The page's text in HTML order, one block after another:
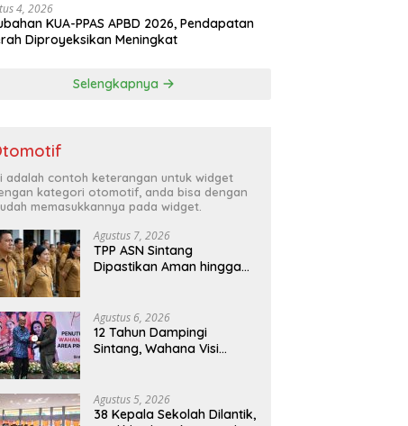
4, 2026
KUA-PPAS APBD 2026, Pendapatan
Diproyeksikan Meningkat
Selengkapnya
adalah contoh keterangan untuk widget
kategori otomotif, anda bisa dengan
memasukkannya pada widget.
Agustus 7, 2026
TPP ASN Sintang
Dipastikan Aman hingga
Agustus 6, 2026
12 Tahun Dampingi
Sintang, Wahana Visi
Agustus 5, 2026
38 Kepala Sekolah Dilantik,